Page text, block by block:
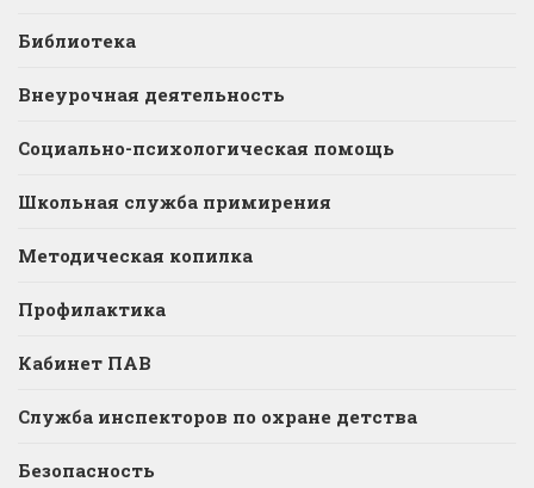
Библиотека
Внеурочная деятельность
Социально-психологическая помощь
Школьная служба примирения
Методическая копилка
Профилактика
Кабинет ПАВ
Служба инспекторов по охране детства
Безопасность